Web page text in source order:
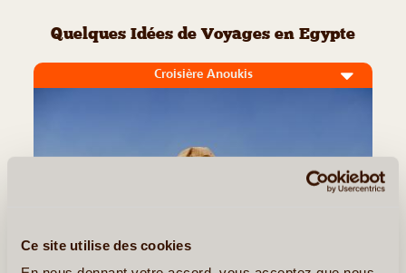
Ce site utilise des cookies
Quelques Idées de Voyages en Egypte
Croisière Anoukis